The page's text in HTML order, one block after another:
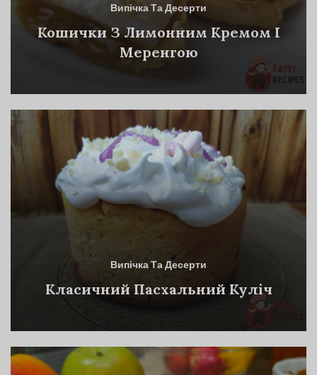
Випічка Та Десерти
Кошички З Лимонним Кремом І
Меренгою
Випічка Та Десерти
Класичний Пасхальний Куліч